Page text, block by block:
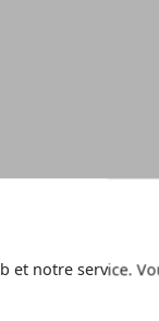
et notre service.